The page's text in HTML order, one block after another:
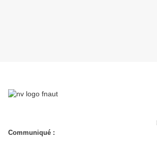
Communiqué :